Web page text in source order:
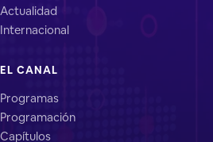
Actualidad
Internacional
EL CANAL
Programas
Programación
Capítulos